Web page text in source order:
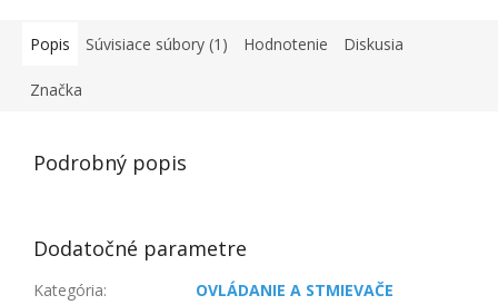
Popis Súvisiace súbory (1) Hodnotenie Diskusia
Značka
Podrobný popis
Dodatočné parametre
Kategória:
OVLÁDANIE A STMIEVAČE